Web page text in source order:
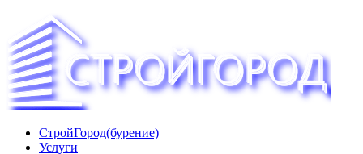
«СТРОЙГОРОД» ∿ Бурение ∿ ГНБ ∿ Прокладка
трудопроводов ∿ Газификация жилого сектора ✆
СтройГород(бурение)
Услуги